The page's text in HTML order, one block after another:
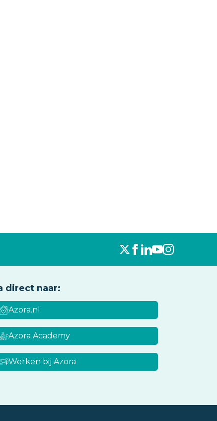
direct naar:
Azora.nl
Azora Academy
Werken bij Azora